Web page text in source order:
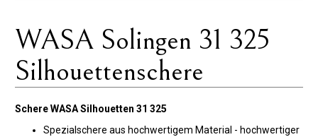
WASA Solingen 31 325
Silhouettenschere
Schere WASA Silhouetten 31 325
Spezialschere aus hochwertigem Material - hochwertiger